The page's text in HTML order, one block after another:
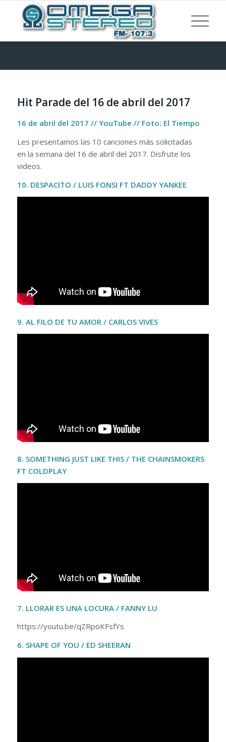
Hit Parade del 16 de abril del 2017
16 de abril del 2017 // YouTube // Foto: El Tiempo
Les presentamos las 10 canciones más solicitadas
en la semana del 16 de abril del 2017. Disfrute los
videos.
10. DESPACITO / LUIS FONSI FT DADDY YANKEE
9. AL FILO DE TU AMOR / CARLOS VIVES
8. SOMETHING JUST LIKE THIS / THE CHAINSMOKERS
FT COLDPLAY
7. LLORAR ES UNA LOCURA / FANNY LU
https://youtu.be/qZRpoKFsfYs
6. SHAPE OF YOU / ED SHEERAN